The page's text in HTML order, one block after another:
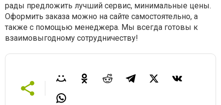
рады предложить лучший сервис, минимальные цены.
Оформить заказа можно на сайте самостоятельно, а
также с помощью менеджера. Мы всегда готовы к
взаимовыгодному сотрудничеству!